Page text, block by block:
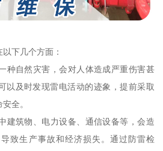
下几个方面：
种自然灾害，会对人体造成严重伤害甚
以及时发现雷电活动的迹象，提前采取
全。
建筑物、电力设备、通信设备等，会造
致生产事故和经济损失。通过防雷检